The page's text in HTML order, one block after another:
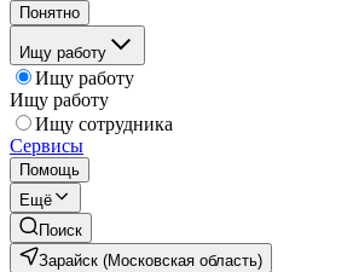
Понятно
Ищу работу
Ищу работу
Ищу работу
Ищу сотрудника
Сервисы
Помощь
Ещё
Поиск
Зарайск (Московская область)